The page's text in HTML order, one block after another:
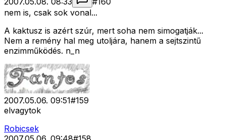
nem is, csak sok vonal...
A kaktusz is azért szúr, mert soha nem simogatják...
Nem a remény hal meg utoljára, hanem a sejtszintű
enzimműködés. n_n
2007.05.06. 09:51#159
elvagytok
Robicsek